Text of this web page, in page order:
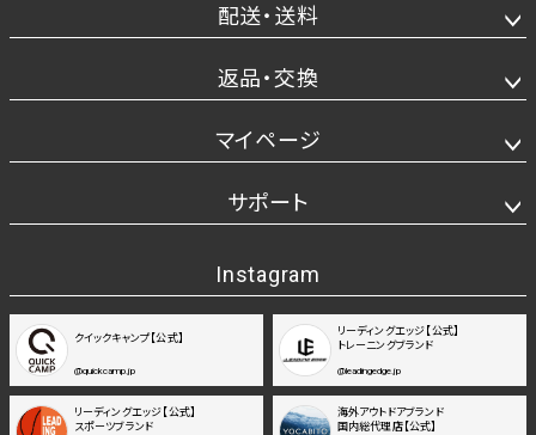
配送・送料
返品・交換
マイページ
サポート
Instagram
クイックキャンプ【公式】
@quickcamp.jp
リーディングエッジ【公式】
トレーニングブランド
@leadingedge.jp
リーディングエッジ【公式】
スポーツブランド
海外アウトドアブランド
国内総代理店【公式】